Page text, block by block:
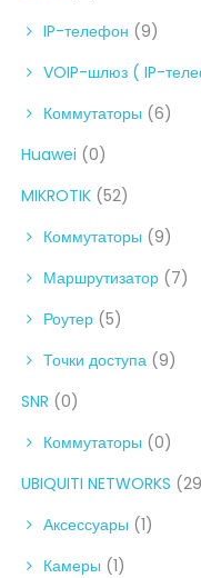
IP-телефон (9)
VOIP-шлюз ( IP-
Коммутаторы (6)
Huawei (0)
MIKROTIK (52)
Коммутаторы (9)
Маршрутизатор (7)
Роутер (5)
Точки доступа (9)
SNR (0)
Коммутаторы (0)
UBIQUITI NETWORKS
Аксессуары (1)
Камеры (1)